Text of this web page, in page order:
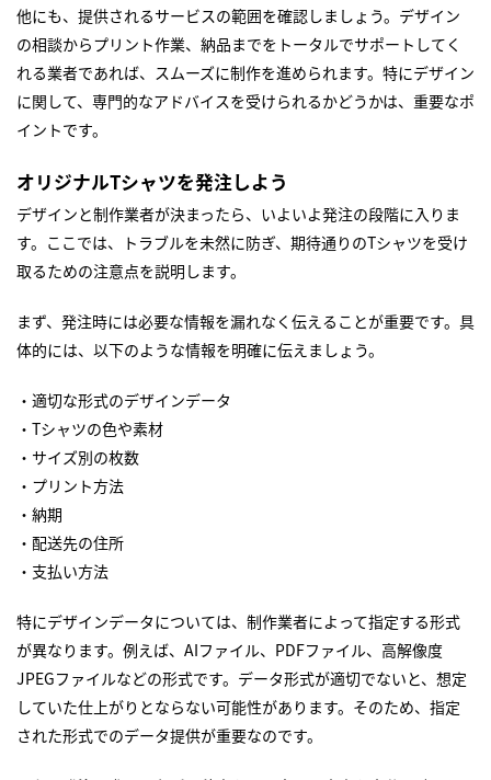
他にも、提供されるサービスの範囲を確認しましょう。デザイン
の相談からプリント作業、納品までをトータルでサポートしてく
れる業者であれば、スムーズに制作を進められます。特にデザイン
に関して、専門的なアドバイスを受けられるかどうかは、重要なポ
イントです。
オリジナルTシャツを発注しよう
デザインと制作業者が決まったら、いよいよ発注の段階に入りま
す。ここでは、トラブルを未然に防ぎ、期待通りのTシャツを受け
取るための注意点を説明します。
まず、発注時には必要な情報を漏れなく伝えることが重要です。具
体的には、以下のような情報を明確に伝えましょう。
・適切な形式のデザインデータ
・Tシャツの色や素材
・サイズ別の枚数
・プリント方法
・納期
・配送先の住所
・支払い方法
特にデザインデータについては、制作業者によって指定する形式
が異なります。例えば、AIファイル、PDFファイル、高解像度
JPEGファイルなどの形式です。データ形式が適切でないと、想定
していた仕上がりとならない可能性があります。そのため、指定
された形式でのデータ提供が重要なのです。